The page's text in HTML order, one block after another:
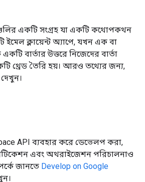
একটি সংগ্রহ যা একটি কথোপকথন
ইমেল ক্লায়েন্ট অ্যাপে, যখন এক বা
বার্তার উত্তরে নিজেদের বার্তা
থ্রেড তৈরি হয়। আরও তথ্যের জন্য,
দেখুন।
API ব্যবহার করে ডেভেলপ করা,
এবং অথরাইজেশন পরিচালনাও
জানতে Develop on Google